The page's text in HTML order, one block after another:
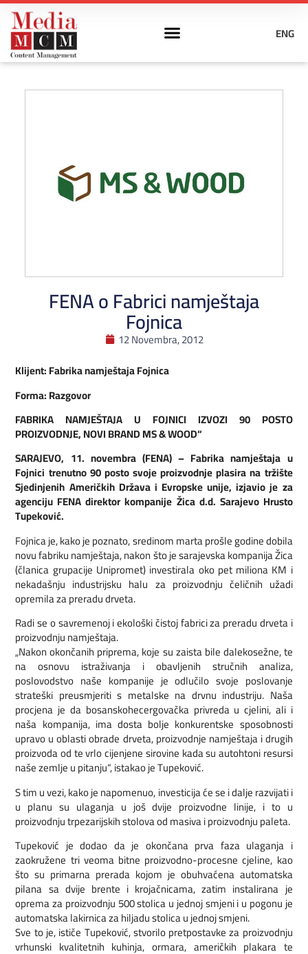
ENG
FENA o Fabrici namještaja
Fojnica
12 Novembra, 2012
Klijent: Fabrika namještaja Fojnica
Forma: Razgovor
FABRIKA NAMJEŠTAJA U FOJNICI IZVOZI 90 POSTO
PROIZVODNJE, NOVI BRAND MS & WOOD“
SARAJEVO, 11. novembra (FENA) – Fabrika namještaja u
Fojnici trenutno 90 posto svoje proizvodnje plasira na tržište
Sjedinjenih Američkih Država i Evropske unije, izjavio je za
agenciju FENA direktor kompanije Žica d.d. Sarajevo Hrusto
Tupeković.
Fojnica je, kako je poznato, sredinom marta prošle godine dobila
novu fabriku namještaja, nakon što je sarajevska kompanija Žica
(članica grupacije Unipromet) investirala oko pet miliona KM i
nekadašnju industrijsku halu za proizvodnju čeličnih užadi
opremila za preradu drveta.
Radi se o savremenoj i ekološki čistoj fabrici za preradu drveta i
proizvodnju namještaja.
„Nakon okončanih priprema, koje su zaista bile dalekosežne, te
na osnovu istraživanja i obavljenih stručnih analiza,
poslovodstvo naše kompanije je odlučilo svoje poslovanje
strateški preusmjeriti s metalske na drvnu industriju. Naša
procjena je da bosanskohecergovačka privreda u cjelini, ali i
naša kompanija, ima dosta bolje konkurentske sposobnosti
upravo u oblasti obrade drveta, proizvodnje namještaja i drugih
proizvoda od te vrlo cijenjene sirovine kada su autohtoni resursi
naše zemlje u pitanju“, istakao je Tupeković.
S tim u vezi, kako je napomenuo, investicija će se i dalje razvijati i
u planu su ulaganja u još dvije proizvodne linije, i to u
proizvodnju trpezarijskih stolova od masiva i proizvodnju paleta.
Tupeković je dodao da je okončana prva faza ulaganja i
zaokružene tri veoma bitne proizvodno-procesne cjeline, kao
što su primarna prerada kojom je obuhvaćena automatska
pilana sa dvije brente i krojačnicama, zatim instalirana je
oprema za proizvodnju 500 stolica u jednoj smjeni i u pogonu je
automatska lakirnica za hiljadu stolica u jednoj smjeni.
Sve to je, ističe Tupeković, stvorilo pretpostavke za proizvodnju
vrhunski kvalitetnih kuhinja, ormara, američkih plakara te